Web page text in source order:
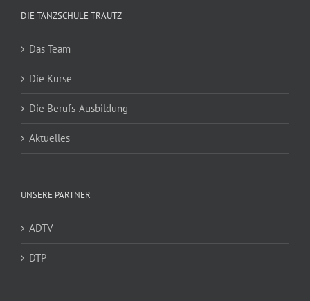
DIE TANZSCHULE TRAUTZ
Das Team
Die Kurse
Die Berufs-Ausbildung
Aktuelles
UNSERE PARTNER
ADTV
DTP